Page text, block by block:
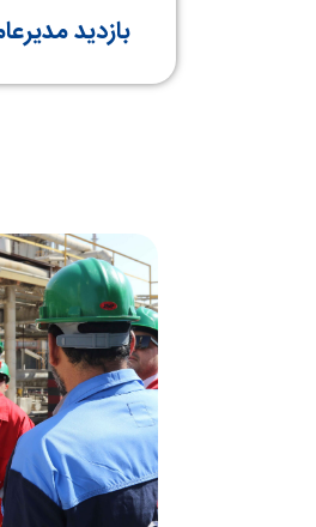
بازدید